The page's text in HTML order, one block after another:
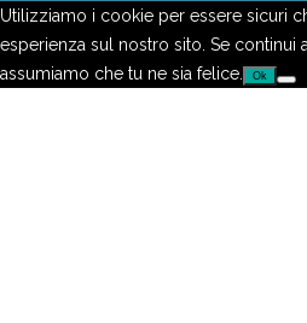
Utilizziamo i cookie per essere sicuri
esperienza sul nostro sito. Se continui
assumiamo che tu ne sia felice.
Ok